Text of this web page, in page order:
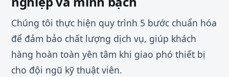
Chúng tôi thực hiện quy trình 5 bước chuẩn hóa
để đảm bảo chất lượng dịch vụ, giúp khách
hàng hoàn toàn yên tâm khi giao phó thiết bị
cho đội ngũ kỹ thuật viên.